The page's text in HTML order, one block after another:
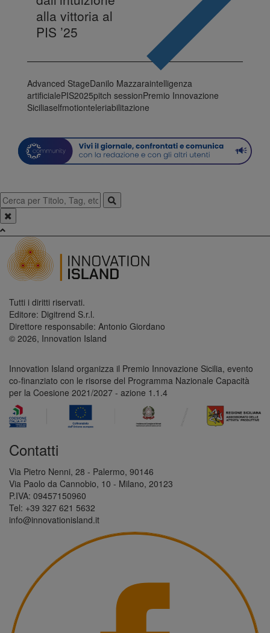
alla vittoria al
PIS ’25
Advanced StageDanilo Mazzaraintelligenza
artificialePIS2025pitch sessionPremio Innovazione
Siciliaselfmotionteleriabilitazione
Tutti i diritti riservati.
Editore: Digitrend S.r.l.
Direttore responsabile: Antonio Giordano
© 2026, Innovation Island
Innovation Island organizza il Premio Innovazione Sicilia, evento
co-finanziato con le risorse del Programma Nazionale Capacità
per la Coesione 2021/2027 - azione 1.1.4
Contatti
Via Pietro Nenni, 28 - Palermo, 90146
Via Paolo da Cannobio, 10 - Milano, 20123
P.IVA: 09457150960
Tel: +39 327 621 5632
info@innovationisland.it